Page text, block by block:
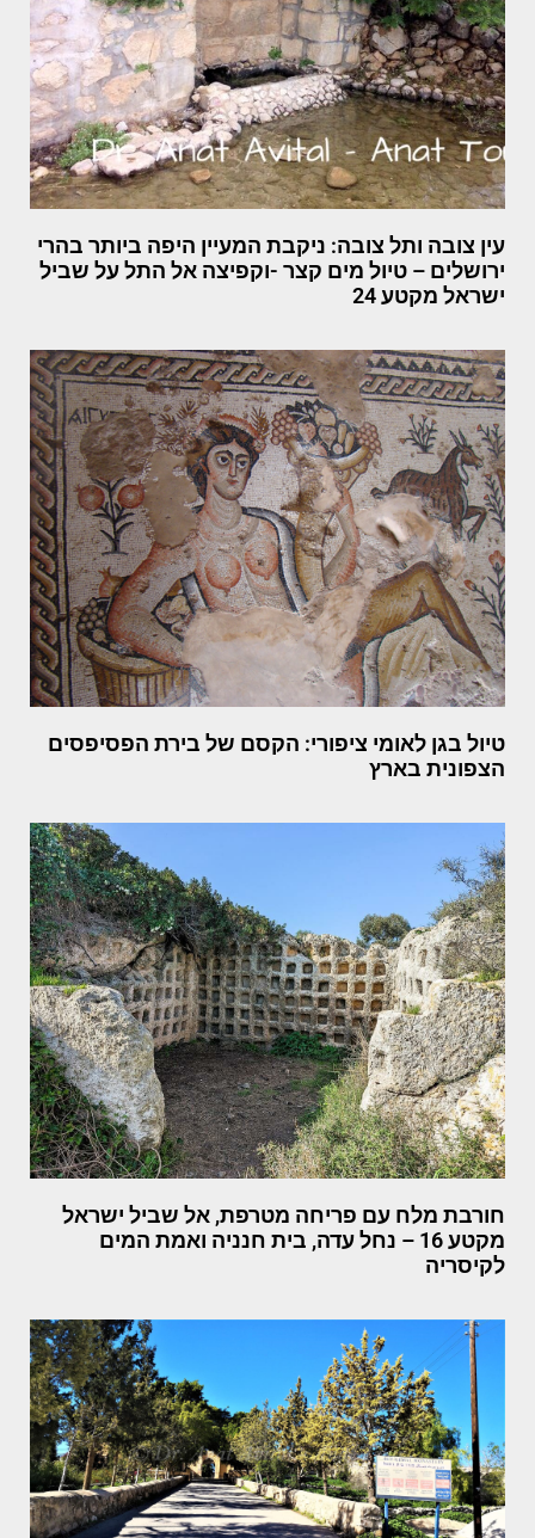
עין צובה ותל צובה: ניקבת המעיין היפה ביותר בהרי
ירושלים – טיול מים קצר -וקפיצה אל התל על שביל
ישראל מקטע 24
טיול בגן לאומי ציפורי: הקסם של בירת הפסיפסים
הצפונית בארץ
חורבת מלח עם פריחה מטרפת, אל שביל ישראל
מקטע 16 – נחל עדה, בית חנניה ואמת המים
לקיסריה